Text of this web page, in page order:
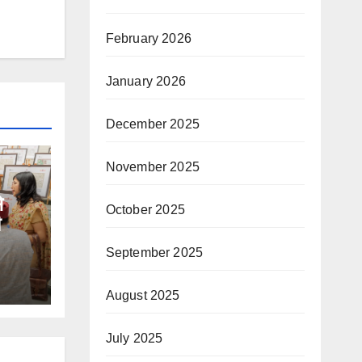
February 2026
January 2026
December 2025
November 2025
October 2025
September 2025
August 2025
July 2025